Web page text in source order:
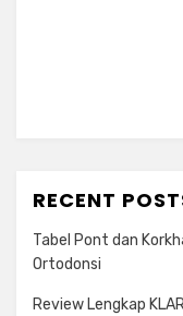
RECENT
Tabel Pont dan
Ortodonsi
Review Lengkap